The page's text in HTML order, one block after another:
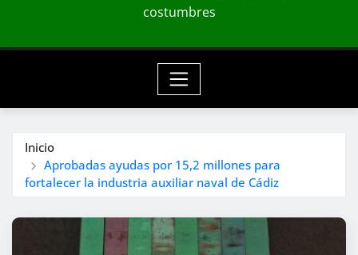
costumbres
Inicio
Aprobadas ayudas por 15,2 millones para
fortalecer la industria auxiliar naval de Cádiz